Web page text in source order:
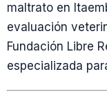
maltrato en
evaluación
Fundación Libre
especializada